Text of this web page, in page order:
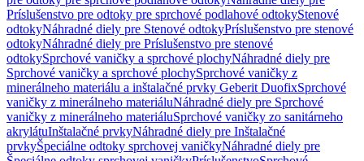
Príslušenstvo pre odtoky pre sprchové podlahové odtokyStenové
odtokyNáhradné diely pre Stenové odtokyPríslušenstvo pre stenové
odtokyNáhradné diely pre Príslušenstvo pre stenové
odtokySprchové vaničky a sprchové plochyNáhradné diely pre
Sprchové vaničky a sprchové plochySprchové vaničky z
minerálneho materiálu a inštalačné prvky Geberit DuofixSprchové
vaničky z minerálneho materiáluNáhradné diely pre Sprchové
vaničky z minerálneho materiáluSprchové vaničky zo sanitárneho
akrylátuInštalačné prvkyNáhradné diely pre Inštalačné
prvkyŠpeciálne odtoky sprchovej vaničkyNáhradné diely pre